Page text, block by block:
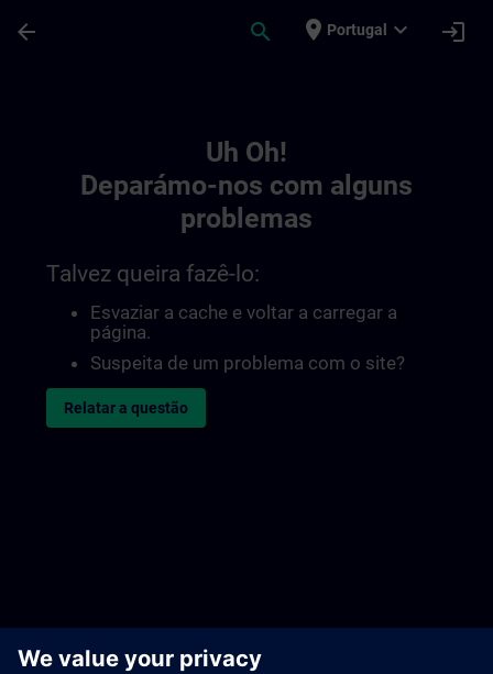
arrow_back search place Portugal expand_more login
Uh Oh!
Deparámo-nos com alguns
problemas
Talvez queira fazê-lo:
Esvaziar a cache e voltar a carregar a
página.
Suspeita de um problema com o site?
Relatar a questão